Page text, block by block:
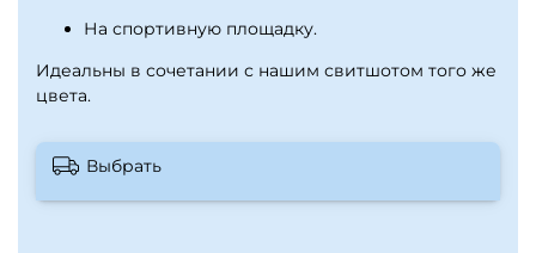
Брюки спортивные, женские
На спортивную площадку.
Идеальны в сочетании с нашим свитшотом того же
цвета.
Выбрать